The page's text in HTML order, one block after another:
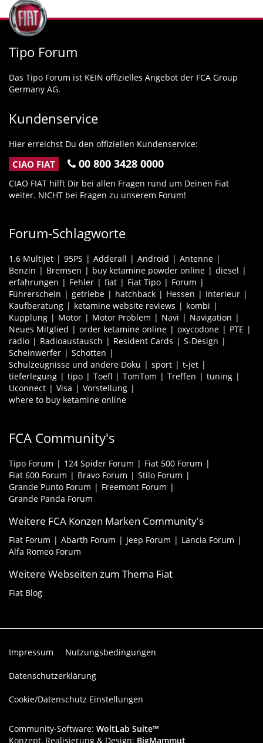
Tipo Forum
Das Tipo Forum ist KEIN offizielles Angebot der FCA Group
Germany AG.
Kundenservice
Hier erreichst Du den offiziellen Kundenservice:
CIAO FIAT 00 800 3428 0000
CIAO FIAT hilft Dir bei allen Fragen rund um Deinen Fiat
weiter. NICHT bei Fragen zu unserem Forum!
Forum-Schlagworte
1.6 Multijet 95PS Adderall Android
Antenne
Benzin
Bremsen buy ketamine powder online
diesel
erfahrungen
Fehler fiat Fiat Tipo
Forum
Führerschein
getriebe hatchback Hessen
Interieur
Kaufberatung
ketamine website reviews
kombi
Kupplung
Motor Motor Problem Navi
Navigation
Neues Mitglied
order ketamine online oxycodone
PTE
radio
Radioaustausch Resident Cards
S-Design
Scheinwerfer
Schotten
Schulzeugnisse und andere Doku
sport
t-jet
tieferlegung
tipo Toefl TomTom Treffen
tuning
Uconnect
Visa
Vorstellung
where to buy ketamine online
FCA Community's
Tipo Forum 124 Spider Forum
Fiat 500 Forum
Fiat 600 Forum
Bravo Forum
Stilo Forum
Grande Punto Forum
Freemont Forum
Grande Panda Forum
Weitere FCA Konzen Marken Community's
Fiat Forum Abarth Forum Jeep Forum
Lancia Forum
Alfa Romeo Forum
Weitere Webseiten zum Thema Fiat
Fiat Blog
Impressum Nutzungsbedingungen
Datenschutzerklärung
Cookie/Datenschutz Einstellungen
Community-Software: WoltLab Suite™
Konzept, Realisierung & Design: BigMammut